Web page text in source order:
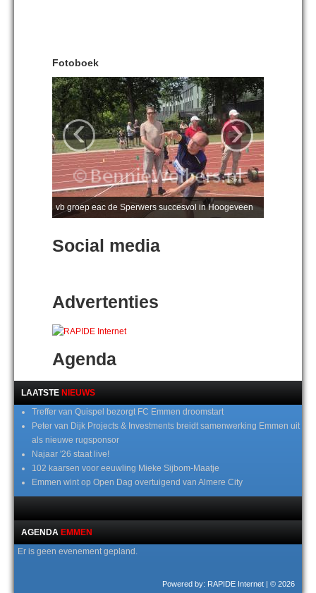
Fotoboek
vb groep eac de Sperwers succesvol in Hoogeveen
‹ ›
Social media
Advertenties
Agenda
LAATSTE NIEUWS
Treffer van Quispel bezorgt FC Emmen droomstart
Peter van Dijk Projects & Investments breidt samenwerking Emmen uit
als nieuwe rugsponsor
Najaar '26 staat live!
102 kaarsen voor eeuwling Mieke Sijbom-Maatje
Emmen wint op Open Dag overtuigend van Almere City
AGENDA EMMEN
Er is geen evenement gepland.
Powered by: RAPIDE Internet | © 2026